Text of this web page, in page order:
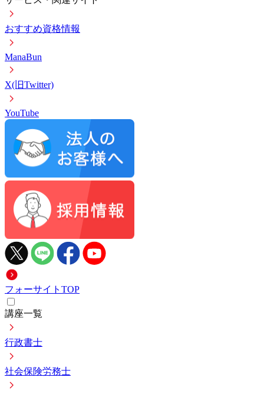
おすすめ資格情報
ManaBun
X(旧Twitter)
YouTube
フォーサイトTOP
講座一覧
行政書士
社会保険労務士